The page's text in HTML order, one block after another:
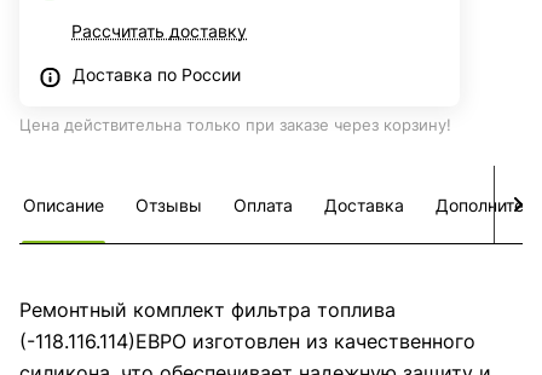
Рассчитать доставку
Доставка по России
Цена действительна только при заказе через корзину!
Описание Отзывы Оплата Доставка
Ремонтный комплект фильтра топлива
(-118.116.114)ЕВРО изготовлен из качественного